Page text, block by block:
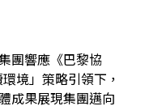
團響應《巴黎協
境」策略引領下，
成果展現集團邁向